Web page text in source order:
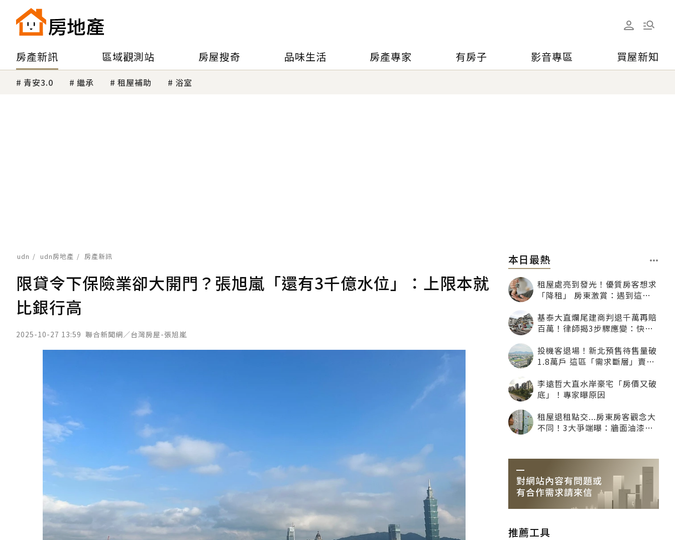
房產新訊 區域觀測站 房屋搜奇 品味生活 房產專家 有房子 影音專區 買屋新知
青安3.0 繼承 租屋補助 浴室
udn udn房地產 房產新訊
限貸令下保險業卻大開門？張旭嵐「還有3千億水位」：上限本就
比銀行高
2025-10-27 13:59 聯合新聞網／台灣房屋-張旭嵐
本日最熱
租屋處亮到發光！優質房客想求
「降租」 房東激賞：遇到這種
基泰大直爛尾建商判退千萬再賠
百萬！律師揭3步驟應變：快通
投機客退場！新北預售待售量破
1.8萬戶 這區「需求斷層」賣壓
李遠哲大直水岸豪宅「房價又破
底」！專家曝原因
租屋退租點交...房東房客觀念大
不同！3大爭端曝：牆面油漆、
推薦工具